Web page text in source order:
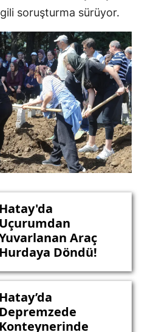
soruşturma sürüyor.
Hatay'da
Uçurumdan
Araç
Hurdaya Döndü!
Hatay’da
Depremzede
Konteynerinde